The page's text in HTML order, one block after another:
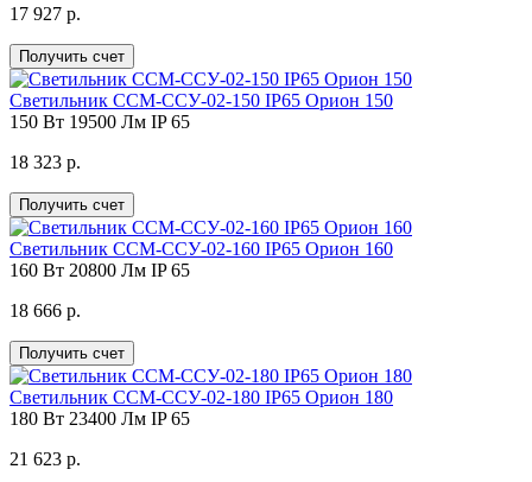
17 927 р.
Получить счет
Светильник ССМ-ССУ-02-150 IP65 Орион 150
150 Вт 19500 Лм IP 65
18 323 р.
Получить счет
Светильник ССМ-ССУ-02-160 IP65 Орион 160
160 Вт 20800 Лм IP 65
18 666 р.
Получить счет
Светильник ССМ-ССУ-02-180 IP65 Орион 180
180 Вт 23400 Лм IP 65
21 623 р.